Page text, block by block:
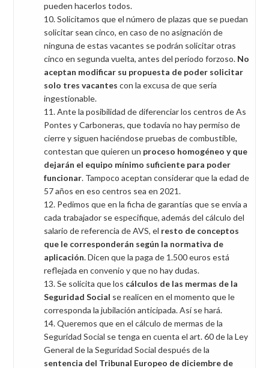
pueden hacerlos todos.
Solicitamos que el número de plazas que se puedan
solicitar sean cinco, en caso de no asignación de
ninguna de estas vacantes se podrán solicitar otras
cinco en segunda vuelta, antes del periodo forzoso. No
aceptan modificar su propuesta de poder solicitar
solo tres vacantes con la excusa de que sería
ingestionable.
Ante la posibilidad de diferenciar los centros de As
Pontes y Carboneras, que todavía no hay permiso de
cierre y siguen haciéndose pruebas de combustible,
contestan que quieren un proceso homogéneo y que
dejarán el equipo mínimo suficiente para poder
funcionar. Tampoco aceptan considerar que la edad de
57 años en eso centros sea en 2021.
Pedimos que en la ficha de garantías que se envía a
cada trabajador se especifique, además del cálculo del
salario de referencia de AVS, el resto de conceptos
que le corresponderán según la normativa de
aplicación. Dicen que la paga de 1.500 euros está
reflejada en convenio y que no hay dudas.
Se solicita que los cálculos de las mermas de la
Seguridad Social se realicen en el momento que le
corresponda la jubilación anticipada. Así se hará.
Queremos que en el cálculo de mermas de la
Seguridad Social se tenga en cuenta el art. 60 de la Ley
General de la Seguridad Social después de la
sentencia del Tribunal Europeo de diciembre de